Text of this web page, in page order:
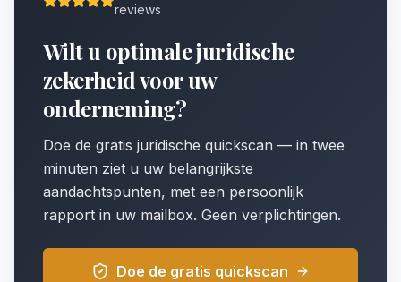
reviews
Wilt u optimale juridische
zekerheid voor uw
onderneming?
Doe de gratis juridische quickscan — in twee
minuten ziet u uw belangrijkste
aandachtspunten, met een persoonlijk
rapport in uw mailbox. Geen verplichtingen.
Doe de gratis quickscan